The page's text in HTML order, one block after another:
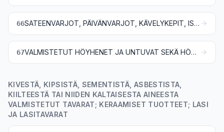
66 SATEENVARJOT, PÄIVÄNVARJOT, KÄVELYKEPIT, ISTUINKEPIT, RUOSKAT, RATSUPIISKAT SEKÄ NIIDEN OSAT
67 VALMISTETUT HÖYHENET JA UNTUVAT SEKÄ HÖYHENISTÄ TAI UNTUVISTA VALMISTETUT TAVARAT; TEKOKUKAT; HIUKSISTA VALMISTETUT TAVARAT
KIVESTÄ, KIPSISTÄ, SEMENTISTÄ, ASBESTISTA,
KIILTEESTÄ TAI NIIDEN KALTAISESTA AINEESTA
VALMISTETUT TAVARAT; KERAAMISET TUOTTEET; LASI
JA LASITAVARAT